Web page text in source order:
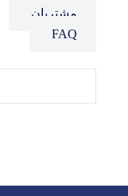
مشتریان
FAQ